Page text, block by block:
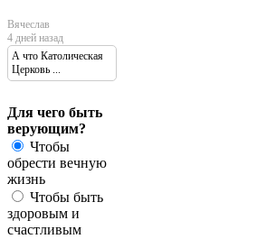
Вячеслав
4 дней назад
А что Католическая
Церковь ...
Для чего быть
верующим?
Чтобы
обрести вечную
жизнь
Чтобы быть
здоровым и
счастливым